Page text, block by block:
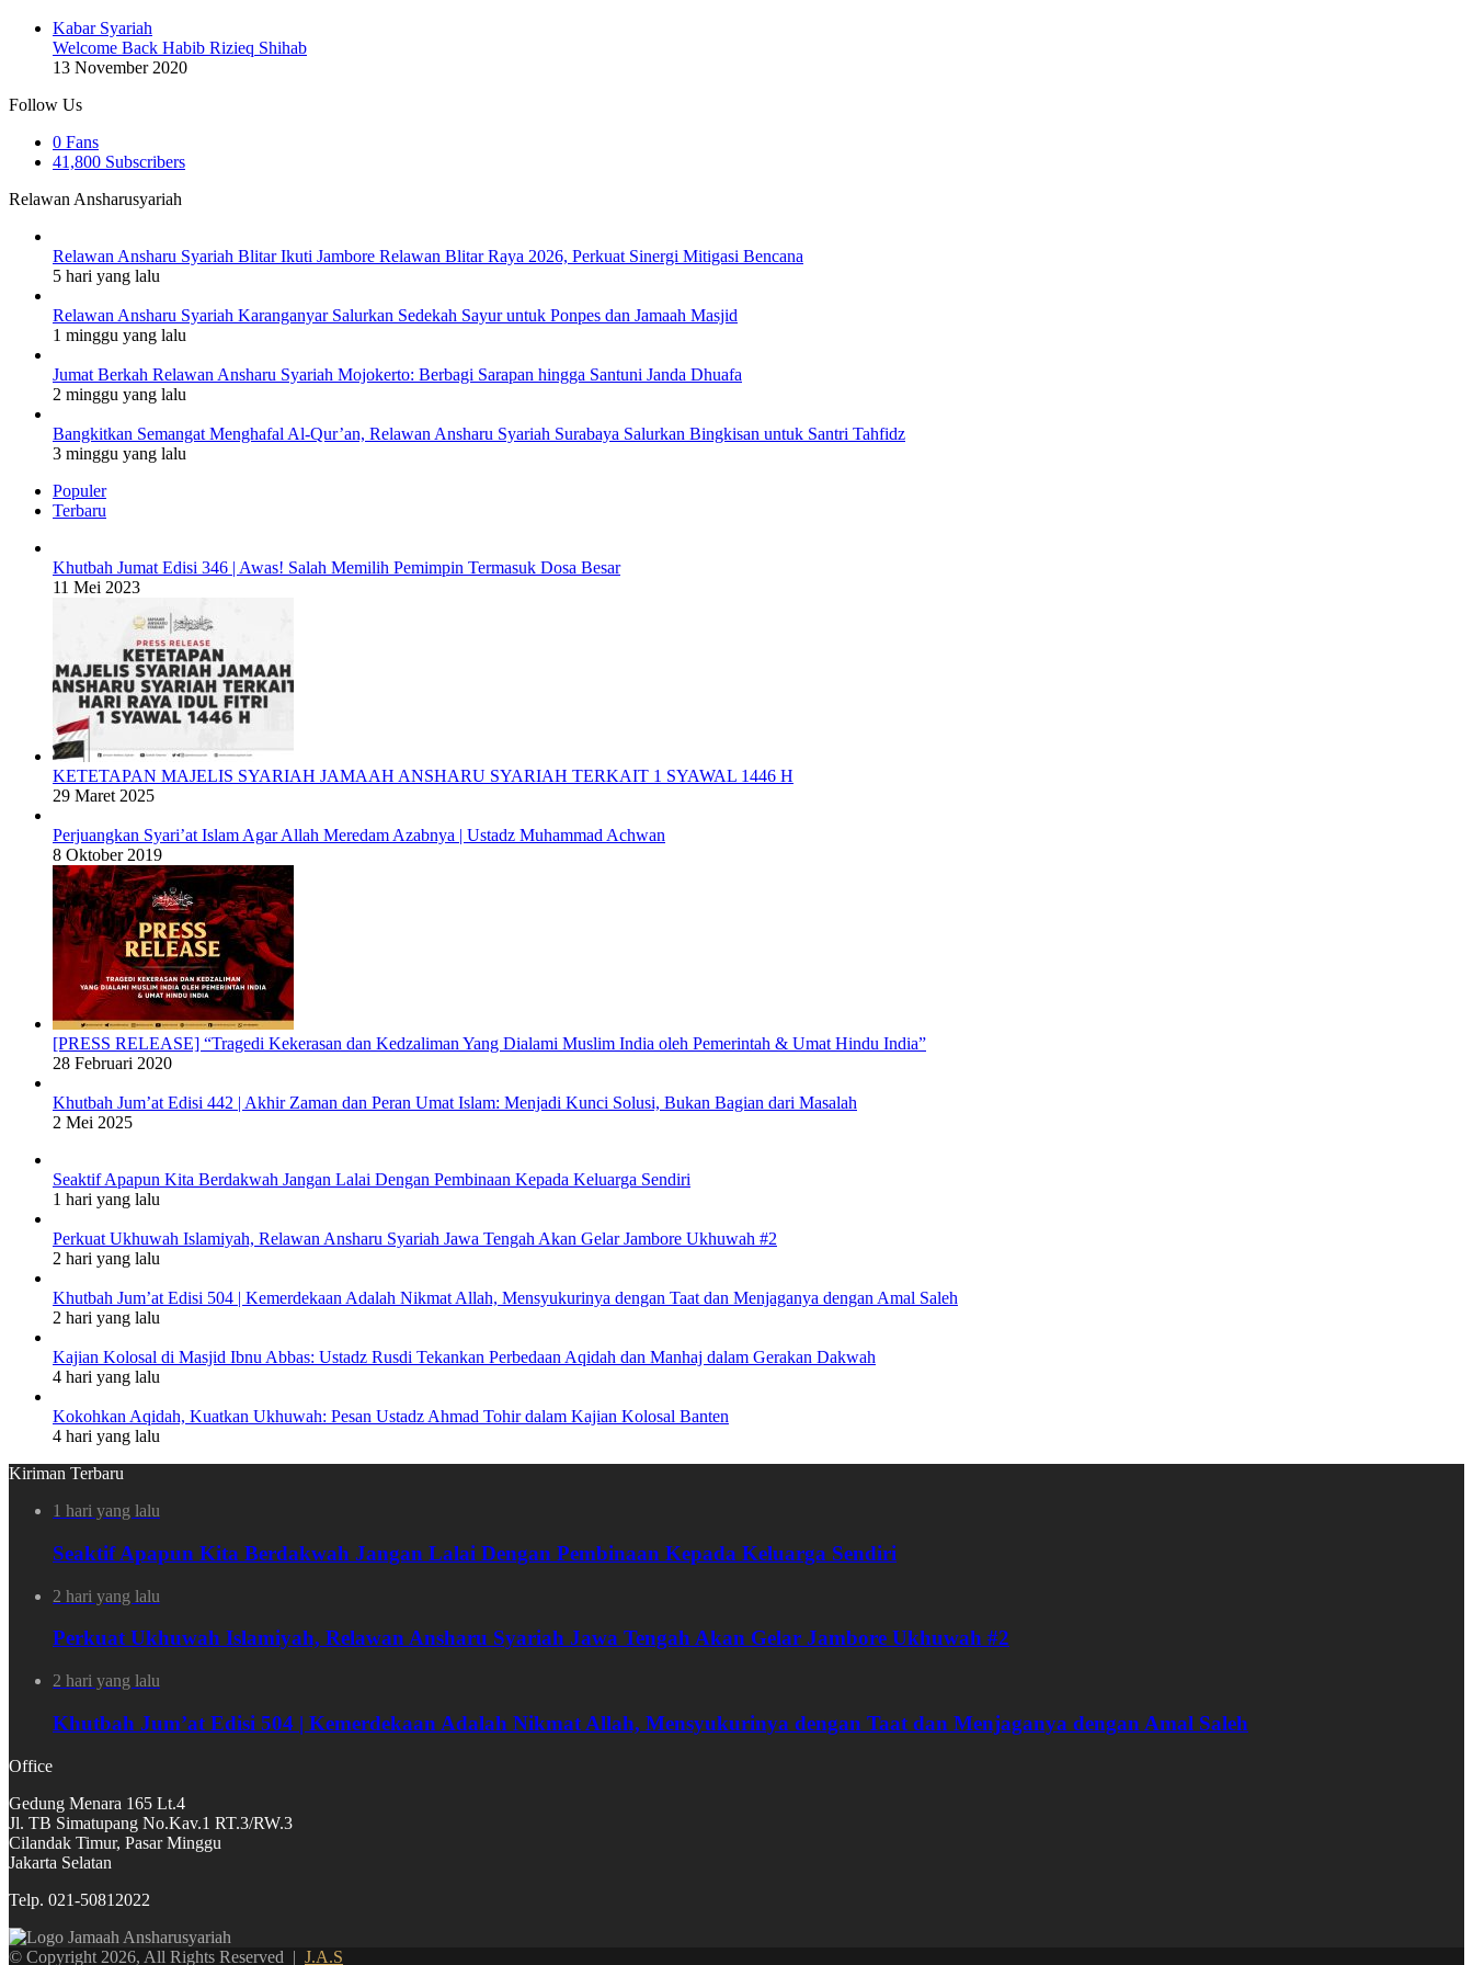
Kabar Syariah
Welcome Back Habib Rizieq Shihab
13 November 2020
Follow Us
0 Fans
41,800 Subscribers
Relawan Ansharusyariah
Relawan Ansharu Syariah Blitar Ikuti Jambore Relawan Blitar Raya 2026, Perkuat Sinergi Mitigasi Bencana
5 hari yang lalu
Relawan Ansharu Syariah Karanganyar Salurkan Sedekah Sayur untuk Ponpes dan Jamaah Masjid
1 minggu yang lalu
Jumat Berkah Relawan Ansharu Syariah Mojokerto: Berbagi Sarapan hingga Santuni Janda Dhuafa
2 minggu yang lalu
Bangkitkan Semangat Menghafal Al-Qur’an, Relawan Ansharu Syariah Surabaya Salurkan Bingkisan untuk Santri Tahfidz
3 minggu yang lalu
Populer
Terbaru
Khutbah Jumat Edisi 346 | Awas! Salah Memilih Pemimpin Termasuk Dosa Besar
11 Mei 2023
KETETAPAN MAJELIS SYARIAH JAMAAH ANSHARU SYARIAH TERKAIT 1 SYAWAL 1446 H
29 Maret 2025
Perjuangkan Syari’at Islam Agar Allah Meredam Azabnya | Ustadz Muhammad Achwan
8 Oktober 2019
[PRESS RELEASE] “Tragedi Kekerasan dan Kedzaliman Yang Dialami Muslim India oleh Pemerintah & Umat Hindu India”
28 Februari 2020
Khutbah Jum’at Edisi 442 | Akhir Zaman dan Peran Umat Islam: Menjadi Kunci Solusi, Bukan Bagian dari Masalah
2 Mei 2025
Seaktif Apapun Kita Berdakwah Jangan Lalai Dengan Pembinaan Kepada Keluarga Sendiri
1 hari yang lalu
Perkuat Ukhuwah Islamiyah, Relawan Ansharu Syariah Jawa Tengah Akan Gelar Jambore Ukhuwah #2
2 hari yang lalu
Khutbah Jum’at Edisi 504 | Kemerdekaan Adalah Nikmat Allah, Mensyukurinya dengan Taat dan Menjaganya dengan Amal Saleh
2 hari yang lalu
Kajian Kolosal di Masjid Ibnu Abbas: Ustadz Rusdi Tekankan Perbedaan Aqidah dan Manhaj dalam Gerakan Dakwah
4 hari yang lalu
Kokohkan Aqidah, Kuatkan Ukhuwah: Pesan Ustadz Ahmad Tohir dalam Kajian Kolosal Banten
4 hari yang lalu
Kiriman Terbaru
1 hari yang lalu
Seaktif Apapun Kita Berdakwah Jangan Lalai Dengan Pembinaan Kepada Keluarga Sendiri
2 hari yang lalu
Perkuat Ukhuwah Islamiyah, Relawan Ansharu Syariah Jawa Tengah Akan Gelar Jambore Ukhuwah #2
2 hari yang lalu
Khutbah Jum’at Edisi 504 | Kemerdekaan Adalah Nikmat Allah, Mensyukurinya dengan Taat dan Menjaganya dengan Amal Saleh
Office
Gedung Menara 165 Lt.4
Jl. TB Simatupang No.Kav.1 RT.3/RW.3
Cilandak Timur, Pasar Minggu
Jakarta Selatan
Telp. 021-50812022
© Copyright 2026, All Rights Reserved | J.A.S